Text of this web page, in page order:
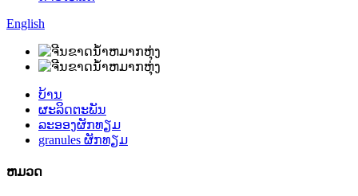
English
ບ້ານ
ຜະລິດຕະພັນ
ລະອອງຜັກທຽມ
granules ຜັກທຽມ
ຫມວດ